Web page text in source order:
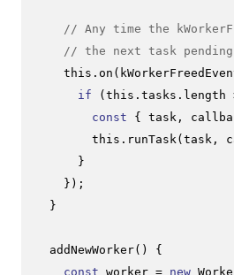
// Any time the
// the next task
this . on
if ( this . tasks . length
const { task,
this . runTask (task,
      }
    });
  }
addNewWorker( ) {
const worker = new